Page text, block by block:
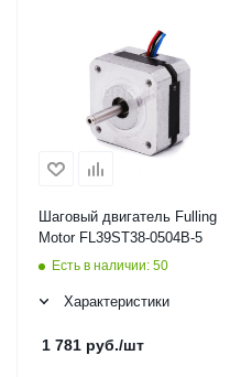
Шаговый двигатель Fulling
Motor FL39ST38-0504B-5
Есть в наличии: 50
Характеристики
1 781 руб./шт